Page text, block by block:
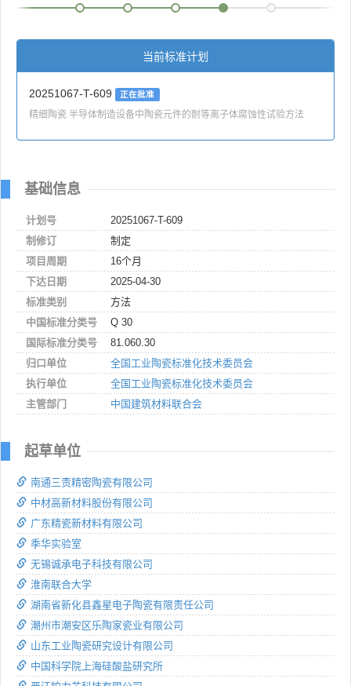
当前标准计划
20251067-T-609 正在批准
精细陶瓷 半导体制造设备中陶瓷元件的耐等离子体腐蚀性试验方法
基础信息
计划号
20251067-T-609
制修订
制定
项目周期
16个月
下达日期
2025-04-30
标准类别
方法
中国标准分类号
Q 30
国际标准分类号
81.060.30
归口单位
全国工业陶瓷标准化技术委员会
执行单位
全国工业陶瓷标准化技术委员会
主管部门
中国建筑材料联合会
起草单位
南通三责精密陶瓷有限公司
中材高新材料股份有限公司
广东精瓷新材料有限公司
季华实验室
无锡诚承电子科技有限公司
淮南联合大学
湖南省新化县鑫星电子陶瓷有限责任公司
潮州市潮安区乐陶家瓷业有限公司
山东工业陶瓷研究设计有限公司
中国科学院上海硅酸盐研究所